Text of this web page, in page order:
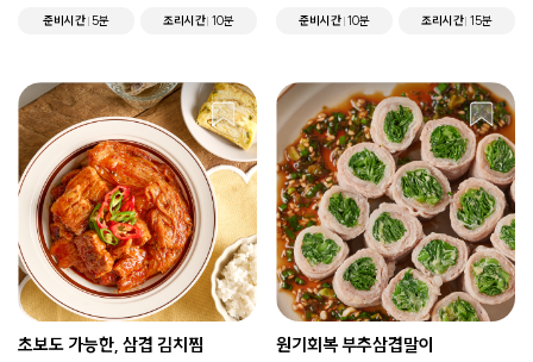
준비시간 5분 조리시간 10분 준비시간 10분 조리시간 15분
초보도 가능한, 삼겹 김치찜 원기회복 부추삼겹말이